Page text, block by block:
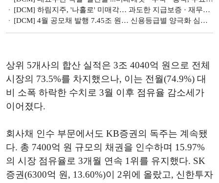
[DCM] 하림지주, '나홀로' 미매각… 과도한 지급보증 · 재무부담이 발목 [4월 회사채 리뷰(II)]
[DCM] 4월 공모채 발행 7.45조 원… 신용등급별 양극화 심화 [4월 회사채 리뷰(I)]
상위 5개사의 합산 실적은 3조 4040억 원으로 전체
시장의 73.5%를 차지했으나, 이는 전월(74.9%) 대
비 소폭 하락한 수치로 3월 이후 점유율 감소세가
이어졌다.
회사채 인수 부문에서도 KB증권의 독주는 계속됐
다. 총 7400억 원 규모의 채권을 인수하며 15.97%
의 시장 점유율로 3개월 연속 1위를 유지했다. SK
증권(6300억 원, 13.60%)이 2위에 올랐고, 신한투자